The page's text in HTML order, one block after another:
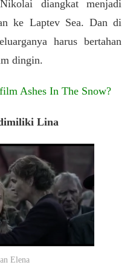
diangkat menjadi
ke Laptev Sea. Dan di
harus bertahan
dingin.
Ashes In The Snow?
Lina
Elena